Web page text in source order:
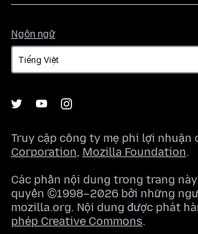
Ngôn ngữ
ngữ
Truy cập công ty mẹ phi lợi nhuận
Corporation, Mozilla Foundation.
Các phần nội dung trong trang
quyền ©1998–2026 bởi những
mozilla.org. Nội dung được phát
phép Creative Commons.